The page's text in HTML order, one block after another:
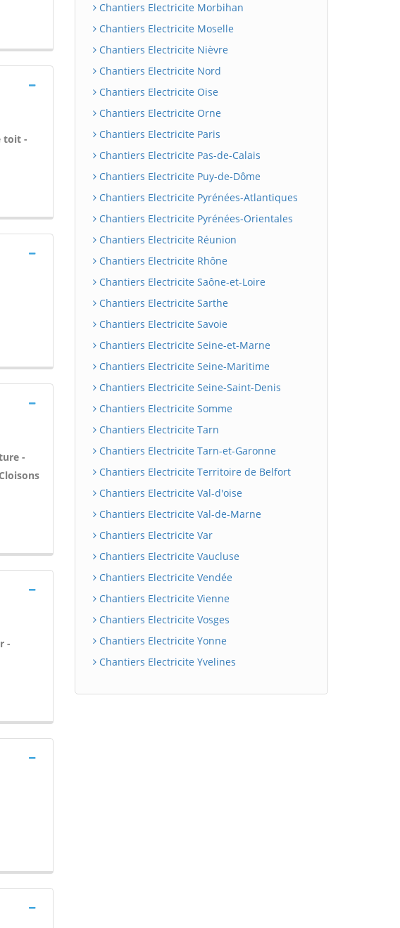
toit -
-
-
Chantiers Electricite Morbihan
Chantiers Electricite Moselle
Chantiers Electricite Nièvre
Chantiers Electricite Nord
Chantiers Electricite Oise
Chantiers Electricite Orne
Chantiers Electricite Paris
Chantiers Electricite Pas-de-Calais
Chantiers Electricite Puy-de-Dôme
Chantiers Electricite Pyrénées-Atlantiques
Chantiers Electricite Pyrénées-Orientales
Chantiers Electricite Réunion
Chantiers Electricite Rhône
Chantiers Electricite Saône-et-Loire
Chantiers Electricite Sarthe
Chantiers Electricite Savoie
Chantiers Electricite Seine-et-Marne
Chantiers Electricite Seine-Maritime
Chantiers Electricite Seine-Saint-Denis
Chantiers Electricite Somme
Chantiers Electricite Tarn
Chantiers Electricite Tarn-et-Garonne
Chantiers Electricite Territoire de Belfort
Chantiers Electricite Val-d'oise
Chantiers Electricite Val-de-Marne
Chantiers Electricite Var
Chantiers Electricite Vaucluse
Chantiers Electricite Vendée
Chantiers Electricite Vienne
Chantiers Electricite Vosges
Chantiers Electricite Yonne
Chantiers Electricite Yvelines